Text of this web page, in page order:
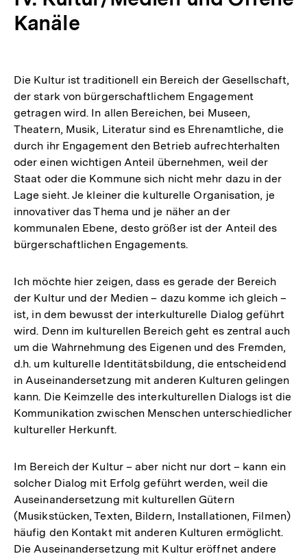
Kanäle
Die Kultur ist traditionell ein Bereich der Gesellschaft,
der stark von bürgerschaftlichem Engagement
getragen wird. In allen Bereichen, bei Museen,
Theatern, Musik, Literatur sind es Ehrenamtliche, die
durch ihr Engagement den Betrieb aufrechterhalten
oder einen wichtigen Anteil übernehmen, weil der
Staat oder die Kommune sich nicht mehr dazu in der
Lage sieht. Je kleiner die kulturelle Organisation, je
innovativer das Thema und je näher an der
kommunalen Ebene, desto größer ist der Anteil des
bürgerschaftlichen Engagements.
Ich möchte hier zeigen, dass es gerade der Bereich
der Kultur und der Medien – dazu komme ich gleich –
ist, in dem bewusst der interkulturelle Dialog geführt
wird. Denn im kulturellen Bereich geht es zentral auch
um die Wahrnehmung des Eigenen und des Fremden,
d.h. um kulturelle Identitätsbildung, die entscheidend
in Auseinandersetzung mit anderen Kulturen gelingen
kann. Die Keimzelle des interkulturellen Dialogs ist die
Kommunikation zwischen Menschen unterschiedlicher
kultureller Herkunft.
Im Bereich der Kultur – aber nicht nur dort – kann ein
solcher Dialog mit Erfolg geführt werden, weil die
Auseinandersetzung mit kulturellen Gütern
(Musikstücken, Texten, Bildern, Installationen, Filmen)
häufig den Kontakt mit anderen Kulturen ermöglicht.
Die Auseinandersetzung mit Kultur eröffnet andere